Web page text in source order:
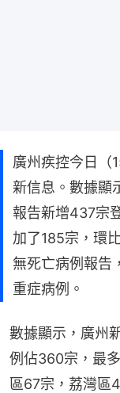
廣州疾控今日（
新信息。數據顯
報告新增437宗
加了185宗，環
無死亡病例報告
重症病例。
數據顯示，廣州
例佔360宗，最
區67宗，荔灣區